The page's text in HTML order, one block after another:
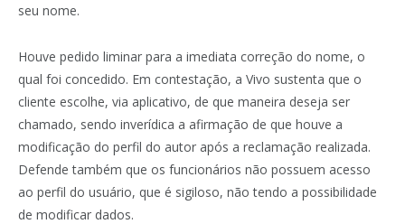
seu nome.
Houve pedido liminar para a imediata correção do nome, o
qual foi concedido. Em contestação, a Vivo sustenta que o
cliente escolhe, via aplicativo, de que maneira deseja ser
chamado, sendo inverídica a afirmação de que houve a
modificação do perfil do autor após a reclamação realizada.
Defende também que os funcionários não possuem acesso
ao perfil do usuário, que é sigiloso, não tendo a possibilidade
de modificar dados.